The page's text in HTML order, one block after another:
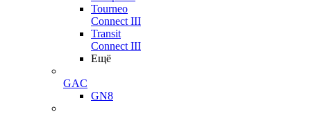
Tourneo
Connect III
Transit
Connect III
Ещё
GAC
GN8